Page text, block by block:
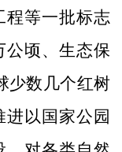
程等一批标志
公顷、生态保
少数几个红树
以国家公园